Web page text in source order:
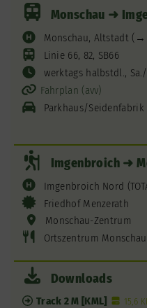
Monschau ➜
Monschau, Altstadt (→
Linie 66, 82, SB66
werktags halbstdl.,
Fahrplan (avv)
Parkhaus/
Imgenbroich ➜
Imgenbroich Nord
Friedhof Menzerath
Monschau-Zentrum
Ortszentrum Monschau
Downloads
Track 2 M [KML] 15,6